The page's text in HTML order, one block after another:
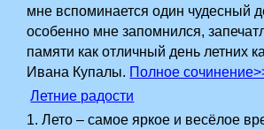
мне вспоминается один чудесный
особенно мне запомнился,
памяти как отличный день летних
Ивана Купалы. Полное
Летние радости
1. Лето – самое яркое и весёлое